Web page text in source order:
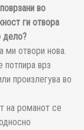
во
ги отвора
дело?
ми отвори нова.
потпира врз
произлегува во
на романот се